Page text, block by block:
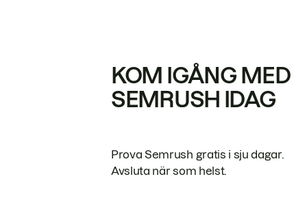
KOM IGÅNG MED
SEMRUSH IDAG
Prova Semrush gratis i sju dagar.
Avsluta när som helst.